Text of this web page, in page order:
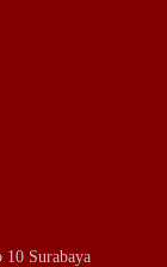
Surabaya